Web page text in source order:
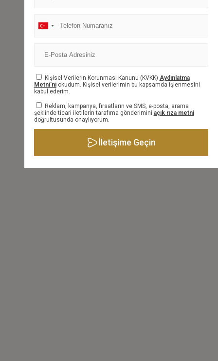
Kişisel Verilerin Korunması Kanunu (KVKK) Aydınlatma
Metni'niokudum. Kişisel verilerimin bu kapsamda işlenmesini
kabul ederim.
Reklam, kampanya, fırsatların ve SMS, e-posta, arama
şeklinde ticari iletilerin tarafıma gönderimini açık rıza metni
doğrultusunda onaylıyorum.
İletişime Geçin